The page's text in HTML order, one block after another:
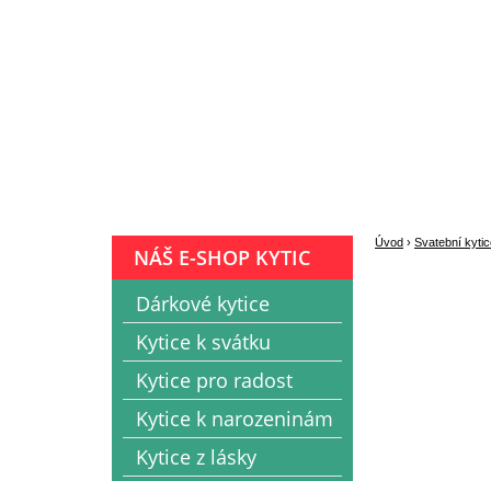
Úvod › Svatební
NÁŠ E-SHOP KYTIC
Dárkové kytice
Kytice k svátku
Kytice pro radost
Kytice k narozeninám
Kytice z lásky